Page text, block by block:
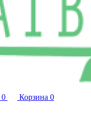
0 Корзина 0